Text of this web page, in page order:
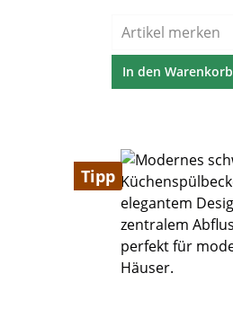
Artikel merken
In den Warenkorb
Tipp